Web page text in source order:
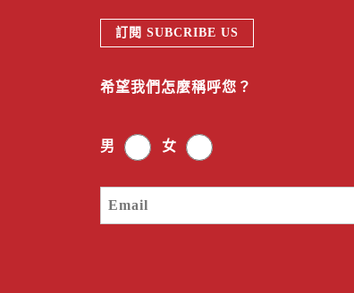
訂閱 SUBCRIBE US
希望我們怎麼稱呼您？
男 女